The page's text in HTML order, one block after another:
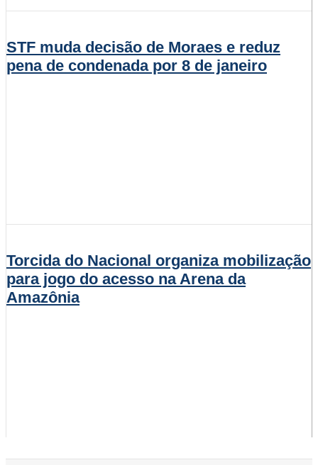
STF muda decisão de Moraes e reduz
pena de condenada por 8 de janeiro
Torcida do Nacional organiza mobilização
para jogo do acesso na Arena da
Amazônia